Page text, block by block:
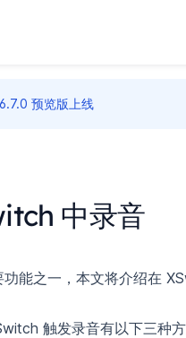
预览版上线
中录音
能之一，本文将介绍在
触发录音有以下三种方